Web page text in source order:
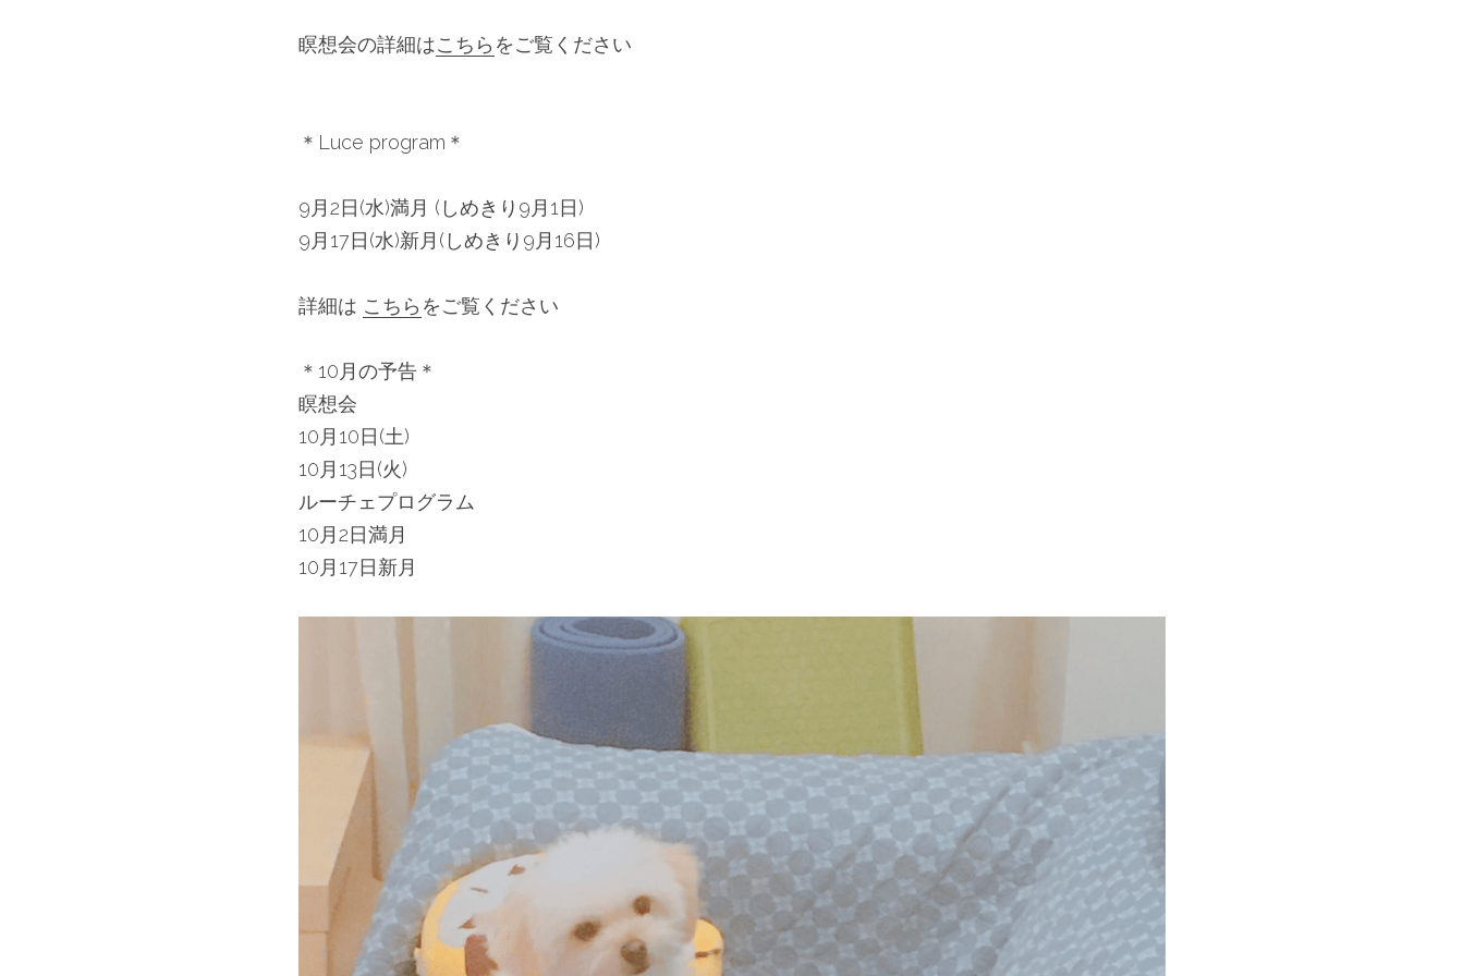
瞑想会の詳細はこちら をご覧ください
＊Luce program＊
9月2日(水)満月 (しめきり9月1日)
9月17日(水)新月(しめきり9月16日)
詳細は こちら をご覧ください
＊10月の予告＊
瞑想会
10月10日(土)
10月13日(火)
ルーチェプログラム
10月2日満月
10月17日新月